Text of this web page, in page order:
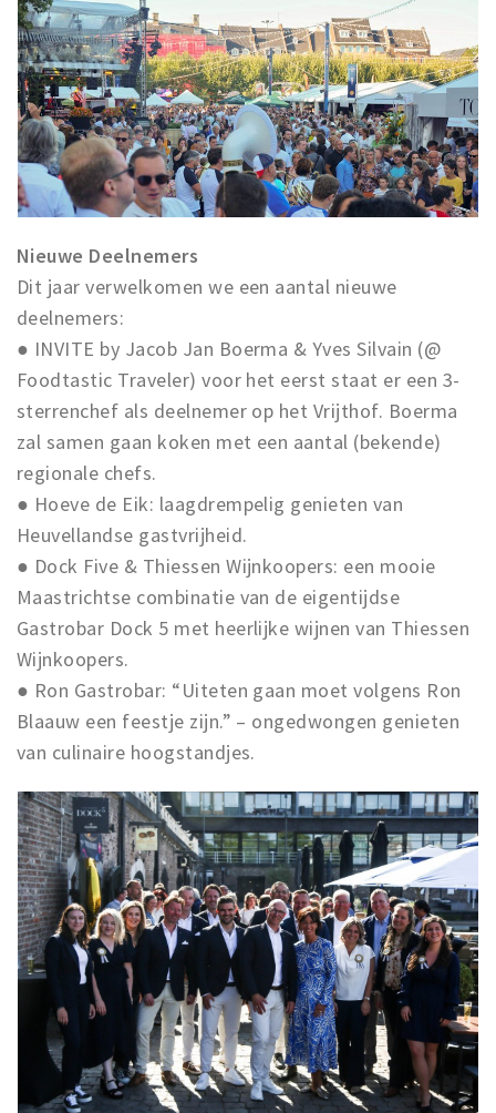
Nieuwe Deelnemers
Dit jaar verwelkomen we een aantal nieuwe
deelnemers:
● INVITE by Jacob Jan Boerma & Yves Silvain (@
Foodtastic Traveler) voor het eerst staat er een 3-
sterrenchef als deelnemer op het Vrijthof. Boerma
zal samen gaan koken met een aantal (bekende)
regionale chefs.
● Hoeve de Eik: laagdrempelig genieten van
Heuvellandse gastvrijheid.
● Dock Five & Thiessen Wijnkoopers: een mooie
Maastrichtse combinatie van de eigentijdse
Gastrobar Dock 5 met heerlijke wijnen van Thiessen
Wijnkoopers.
● Ron Gastrobar: “Uiteten gaan moet volgens Ron
Blaauw een feestje zijn.” – ongedwongen genieten
van culinaire hoogstandjes.